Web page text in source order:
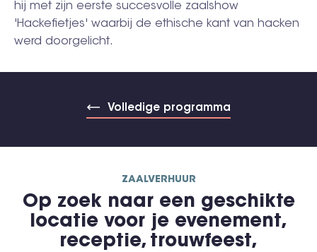
hij met zijn eerste succesvolle zaalshow
'Hackefietjes' waarbij de ethische kant van hacken
werd doorgelicht.
Volledige programma
ZAALVERHUUR
Op zoek naar een geschikte
locatie voor je evenement,
receptie, trouwfeest,